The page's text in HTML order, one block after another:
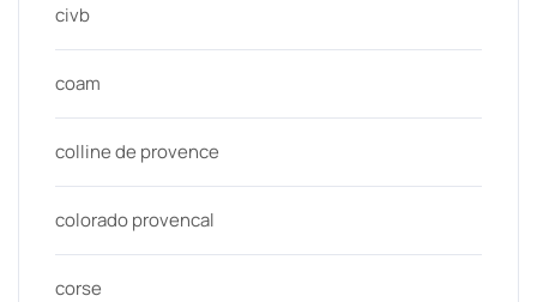
civb
coam
colline de provence
colorado provencal
corse